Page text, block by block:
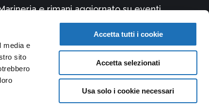
media e
sito
Accetta tutti i cookie
Accetta selezionati
Usa solo i cookie necessari
e rimani aggiornato su eventi,
iniziative e news.
Iscriviti